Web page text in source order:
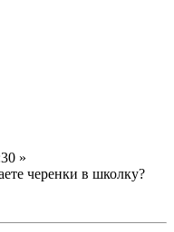
»
черенки в школку?